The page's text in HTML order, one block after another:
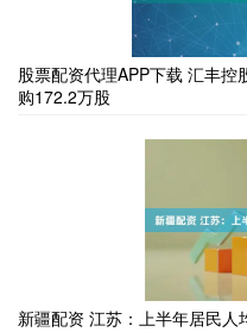
股票配资代理APP下载 汇丰
购172.2万股
新疆配资 江苏：上半年居民人